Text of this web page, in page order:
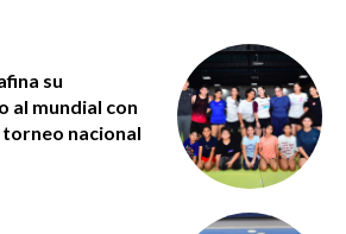
su
al mundial con
nacional